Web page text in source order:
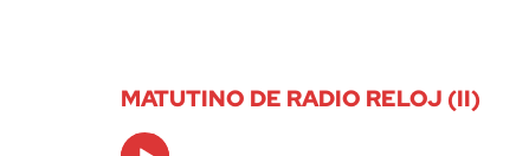
MATUTINO DE RADIO RELOJ (II)
Audio